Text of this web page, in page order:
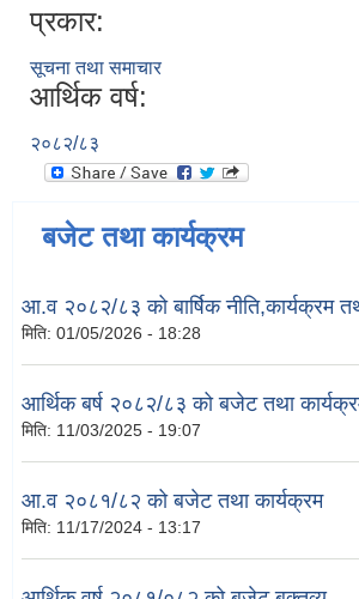
प्रकार:
सूचना तथा समाचार
आर्थिक वर्ष:
२०८२/८३
बजेट तथा कार्यक्रम
आ.व २०८२/८३ को बार्षिक नीति,कार्यक्रम
मिति: 01/05/2026 - 18:28
आर्थिक बर्ष २०८२/८३ को बजेट तथा
मिति: 11/03/2025 - 19:07
आ.व २०८१/८२ को बजेट तथा कार्यक्रम
मिति: 11/17/2024 - 13:17